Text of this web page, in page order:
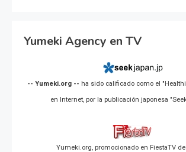
Yumeki Agency en TV
-- Yumeki.org -- ha sido calificado como el
en Internet, por la publicación japonesa
Yumeki.org, promocionado en FiestaTV de